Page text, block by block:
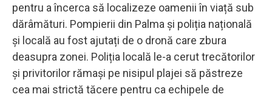
pentru a încerca să localizeze oamenii în viață sub
dărâmături. Pompierii din Palma și poliția națională
și locală au fost ajutați de o dronă care zbura
deasupra zonei. Poliția locală le-a cerut trecătorilor
și privitorilor rămași pe nisipul plajei să păstreze
cea mai strictă tăcere pentru ca echipele de